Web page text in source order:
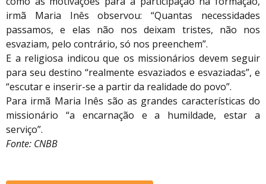
irmã Maria Inês observou: “Quantas necessidades
passamos, e elas não nos deixam tristes, não nos
esvaziam, pelo contrário, só nos preenchem”.
E a religiosa indicou que os missionários devem seguir
para seu destino “realmente esvaziados e esvaziadas”, e
“escutar e inserir-se a partir da realidade do povo”.
Para irmã Maria Inês são as grandes características do
missionário “a encarnação e a humildade, estar a
serviço”.
Fonte: CNBB